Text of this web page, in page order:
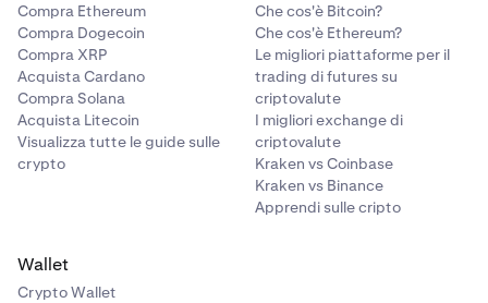
Compra Ethereum
Compra Dogecoin
Compra XRP
Acquista Cardano
Compra Solana
Acquista Litecoin
Visualizza tutte le guide sulle
crypto
Che cos'è Bitcoin?
Che cos'è Ethereum?
Le migliori piattaforme per il
trading di futures su
criptovalute
I migliori exchange di
criptovalute
Kraken vs Coinbase
Kraken vs Binance
Apprendi sulle cripto
Wallet
Crypto Wallet